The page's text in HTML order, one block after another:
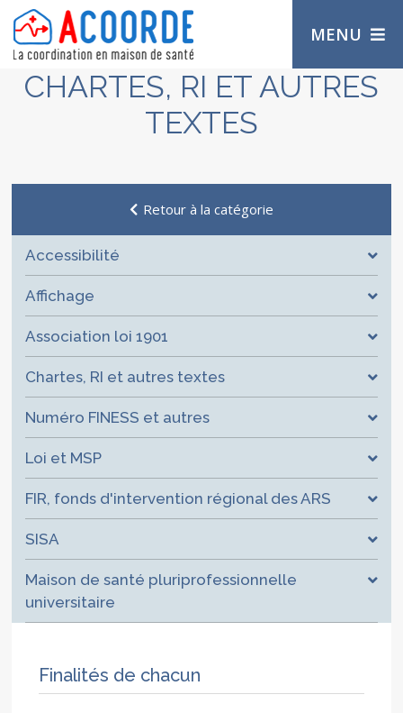
MENU
CHARTES, RI ET AUTRES
TEXTES
Retour à la catégorie
Accessibilité
Affichage
Association loi 1901
Chartes, RI et autres textes
Numéro FINESS et autres
Loi et MSP
FIR, fonds d'intervention régional des ARS
SISA
Maison de santé pluriprofessionnelle
universitaire
Finalités de chacun